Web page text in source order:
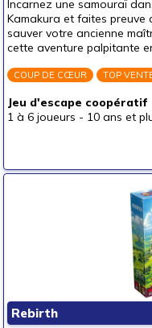
Jeux tout public
Jeux initiés
Par type
Jeux de stratégie
Jeux d'ambiance
un p'tit bout (3-6 ans)
Incarnez une samouraï
Kamakura et faites
sauver votre ancienne
cette aventure palpitante
COUP DE CŒUR TOP
Jeu d'escape coopératif
1 à 6 joueurs - 10 ans et
Rebirth